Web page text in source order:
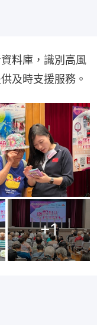
料庫，識別高風
及時支援服務。
+1